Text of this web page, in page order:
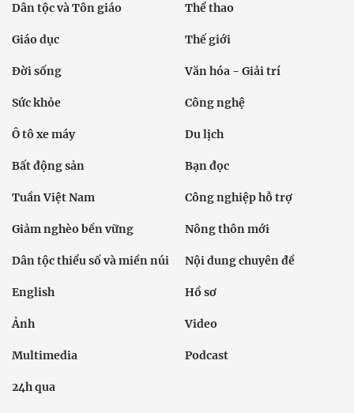
Dân tộc và Tôn giáo Thể thao
Giáo dục Thế giới
Đời sống Văn hóa - Giải trí
Sức khỏe Công nghệ
Ô tô xe máy Du lịch
Bất động sản Bạn đọc
Tuần Việt Nam Công nghiệp hỗ trợ
Giảm nghèo bền vững Nông thôn mới
Dân tộc thiểu số và miền núi Nội dung chuyên đề
English Hồ sơ
Ảnh Video
Multimedia Podcast
24h qua